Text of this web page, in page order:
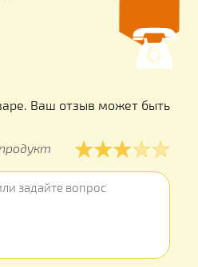
Ваш отзыв может быть